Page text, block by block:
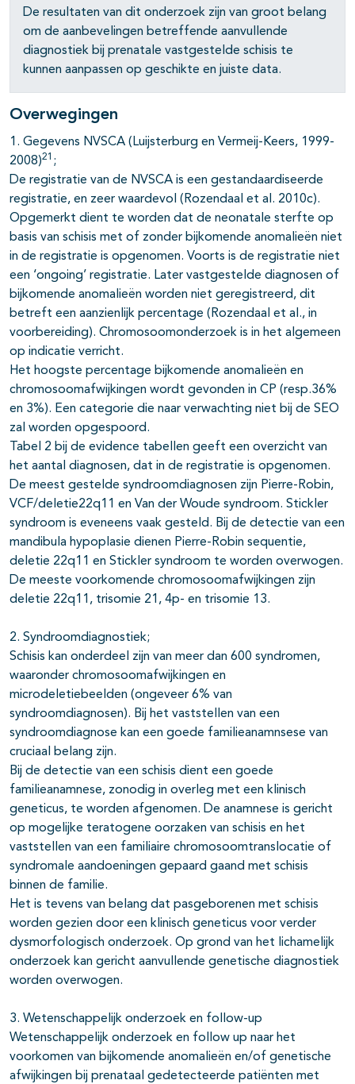
De resultaten van dit onderzoek zijn van groot belang
om de aanbevelingen betreffende aanvullende
diagnostiek bij prenatale vastgestelde schisis te
kunnen aanpassen op geschikte en juiste data.
Overwegingen
1. Gegevens NVSCA (Luijsterburg en Vermeij-Keers, 1999-
2008)21 ;
De registratie van de NVSCA is een gestandaardiseerde
registratie, en zeer waardevol (Rozendaal et al. 2010c).
Opgemerkt dient te worden dat de neonatale sterfte op
basis van schisis met of zonder bijkomende anomalieën niet
in de registratie is opgenomen. Voorts is de registratie niet
een ‘ongoing’ registratie. Later vastgestelde diagnosen of
bijkomende anomalieën worden niet geregistreerd, dit
betreft een aanzienlijk percentage (Rozendaal et al., in
voorbereiding). Chromosoomonderzoek is in het algemeen
op indicatie verricht.
Het hoogste percentage bijkomende anomalieën en
chromosoomafwijkingen wordt gevonden in CP (resp.36%
en 3%). Een categorie die naar verwachting niet bij de SEO
zal worden opgespoord.
Tabel 2 bij de evidence tabellen geeft een overzicht van
het aantal diagnosen, dat in de registratie is opgenomen.
De meest gestelde syndroomdiagnosen zijn Pierre-Robin,
VCF/deletie22q11 en Van der Woude syndroom. Stickler
syndroom is eveneens vaak gesteld. Bij de detectie van een
mandibula hypoplasie dienen Pierre-Robin sequentie,
deletie 22q11 en Stickler syndroom te worden overwogen.
De meeste voorkomende chromosoomafwijkingen zijn
deletie 22q11, trisomie 21, 4p- en trisomie 13.
2. Syndroomdiagnostiek;
Schisis kan onderdeel zijn van meer dan 600 syndromen,
waaronder chromosoomafwijkingen en
microdeletiebeelden (ongeveer 6% van
syndroomdiagnosen). Bij het vaststellen van een
syndroomdiagnose kan een goede familieanamnsese van
cruciaal belang zijn.
Bij de detectie van een schisis dient een goede
familieanamnese, zonodig in overleg met een klinisch
geneticus, te worden afgenomen. De anamnese is gericht
op mogelijke teratogene oorzaken van schisis en het
vaststellen van een familiaire chromosoomtranslocatie of
syndromale aandoeningen gepaard gaand met schisis
binnen de familie.
Het is tevens van belang dat pasgeborenen met schisis
worden gezien door een klinisch geneticus voor verder
dysmorfologisch onderzoek. Op grond van het lichamelijk
onderzoek kan gericht aanvullende genetische diagnostiek
worden overwogen.
3. Wetenschappelijk onderzoek en follow-up
Wetenschappelijk onderzoek en follow up naar het
voorkomen van bijkomende anomalieën en/of genetische
afwijkingen bij prenataal gedetecteerde patiënten met